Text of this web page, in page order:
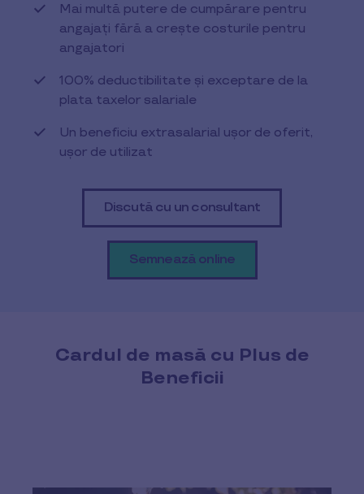
Mai multă putere de cumpărare pentru
angajați fără a crește costurile pentru
angajatori
100% deductibilitate și exceptare de la
plata taxelor salariale
Un beneficiu extrasalarial ușor de oferit,
ușor de utilizat
Discută cu un consultant
Semnează online
Cardul de masă cu Plus de
Beneficii​